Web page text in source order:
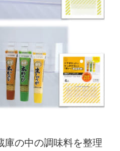
庫の中の調味料を整理